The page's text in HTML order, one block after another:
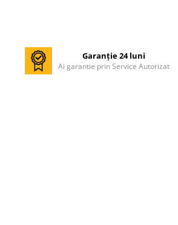
Garanție 24 luni
Ai garantie prin Service Autorizat